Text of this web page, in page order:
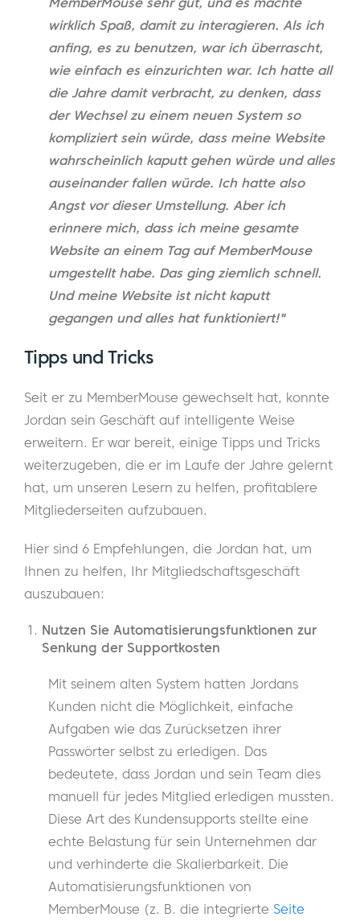
wirklich Spaß, damit zu interagieren. Als ich
anfing, es zu benutzen, war ich überrascht,
wie einfach es einzurichten war. Ich hatte all
die Jahre damit verbracht, zu denken, dass
der Wechsel zu einem neuen System so
kompliziert sein würde, dass meine Website
wahrscheinlich kaputt gehen würde und alles
auseinander fallen würde. Ich hatte also
Angst vor dieser Umstellung. Aber ich
erinnere mich, dass ich meine gesamte
Website an einem Tag auf MemberMouse
umgestellt habe. Das ging ziemlich schnell.
Und meine Website ist nicht kaputt
gegangen und alles hat funktioniert!"
Tipps und Tricks
Seit er zu MemberMouse gewechselt hat, konnte
Jordan sein Geschäft auf intelligente Weise
erweitern. Er war bereit, einige Tipps und Tricks
weiterzugeben, die er im Laufe der Jahre gelernt
hat, um unseren Lesern zu helfen, profitablere
Mitgliederseiten aufzubauen.
Hier sind 6 Empfehlungen, die Jordan hat, um
Ihnen zu helfen, Ihr Mitgliedschaftsgeschäft
auszubauen:
Nutzen Sie Automatisierungsfunktionen zur
Senkung der Supportkosten
Mit seinem alten System hatten Jordans
Kunden nicht die Möglichkeit, einfache
Aufgaben wie das Zurücksetzen ihrer
Passwörter selbst zu erledigen. Das
bedeutete, dass Jordan und sein Team dies
manuell für jedes Mitglied erledigen mussten.
Diese Art des Kundensupports stellte eine
echte Belastung für sein Unternehmen dar
und verhinderte die Skalierbarkeit. Die
Automatisierungsfunktionen von
MemberMouse (z. B. die integrierte Seite